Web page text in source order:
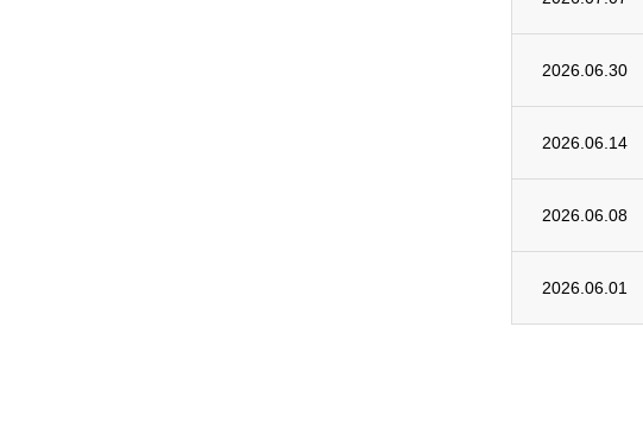
2026.06.30
2026.06.14
2026.06.08
2026.06.01